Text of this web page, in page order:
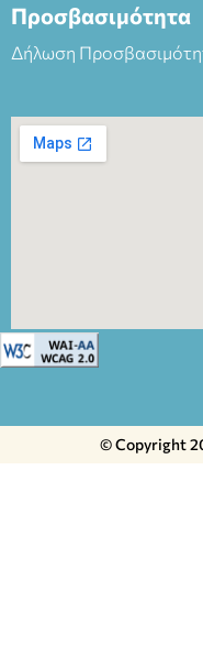
Προσβασιμότητα
Δήλωση
© Copyright